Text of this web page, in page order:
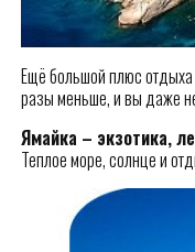
Ещё большой плюс отдыха
разы меньше, и вы даже
Ямайка – экзотика,
Теплое море, солнце и